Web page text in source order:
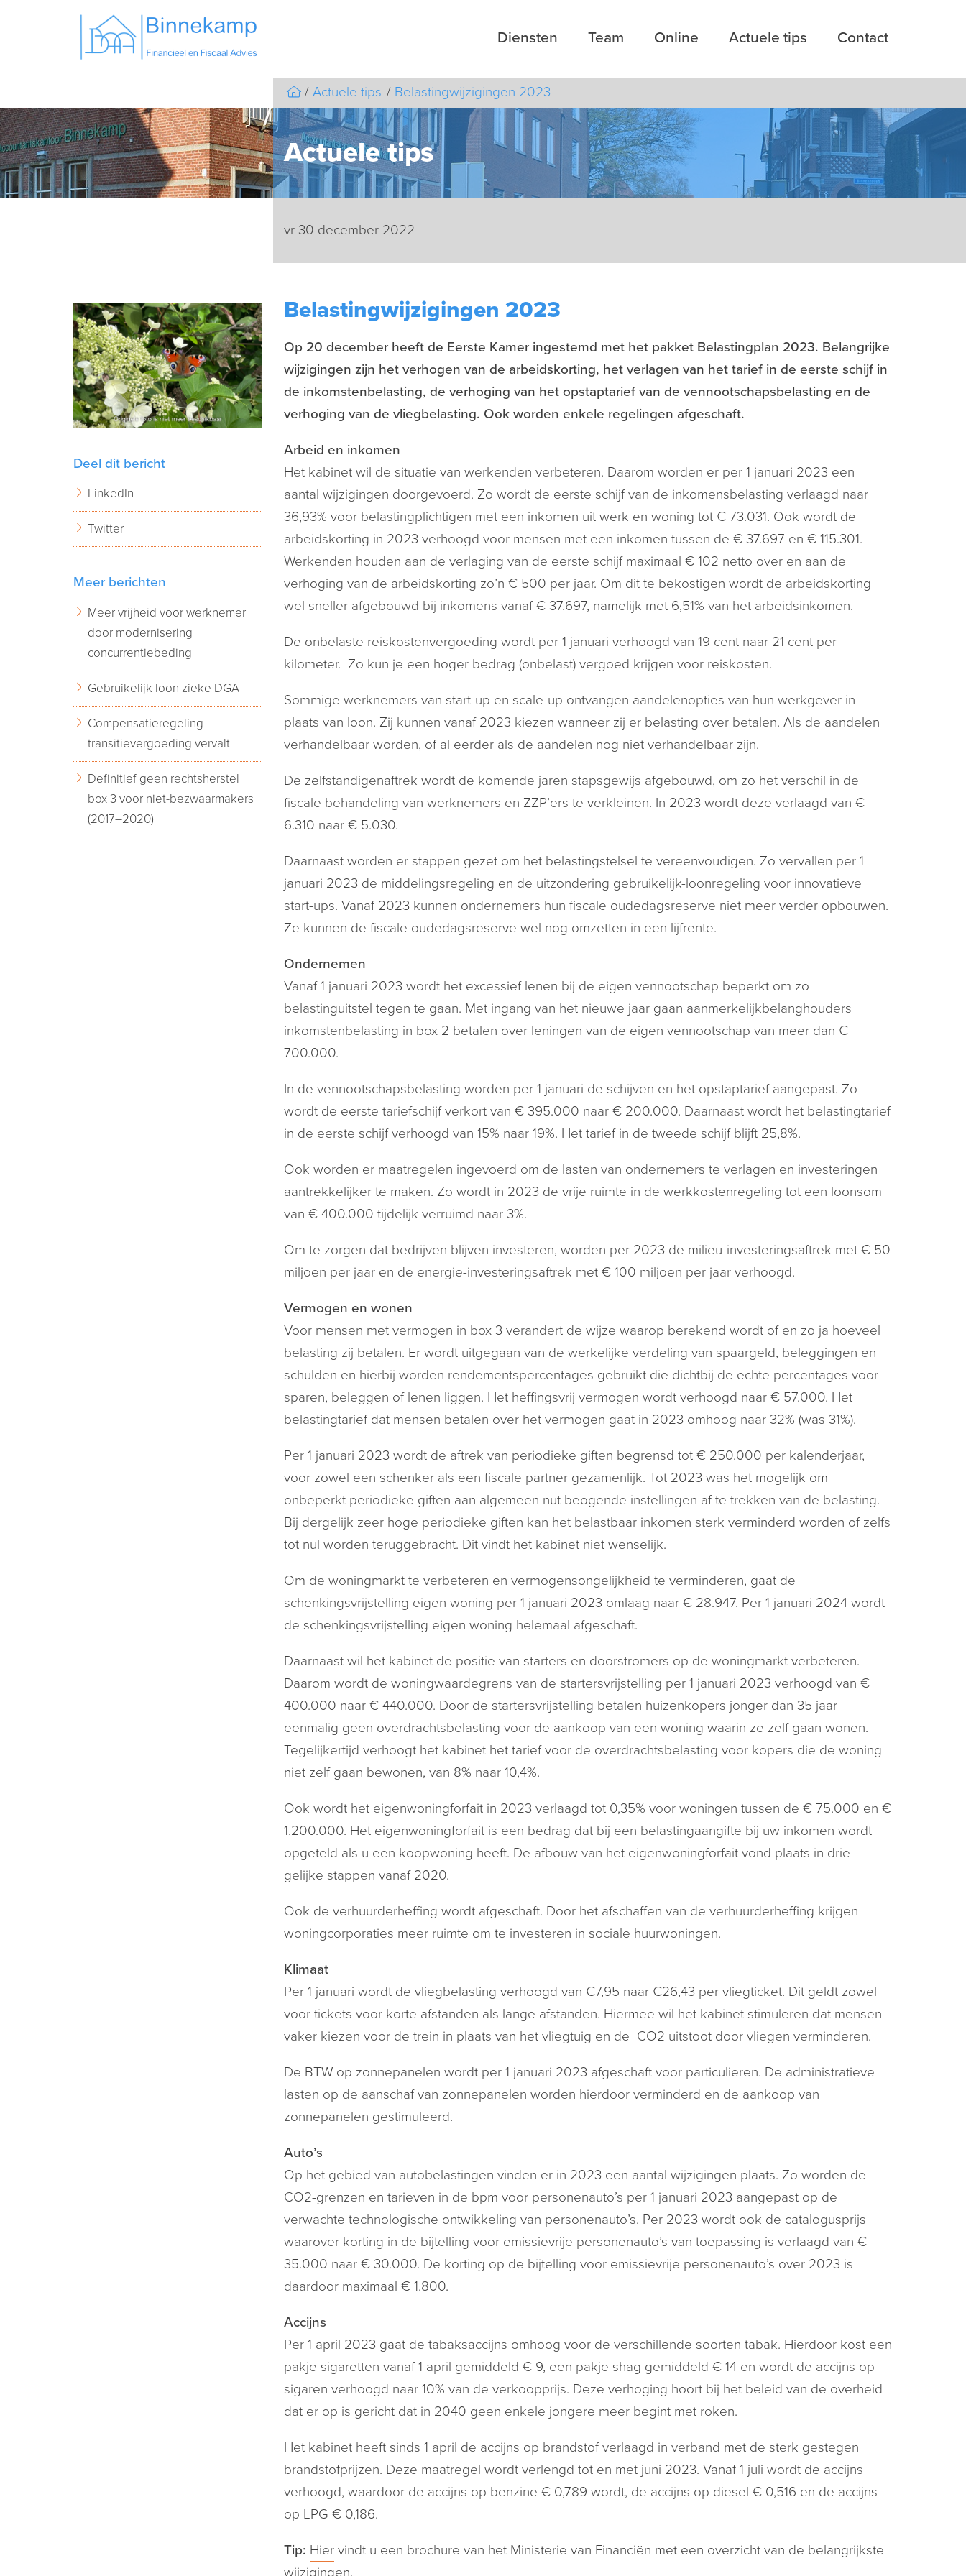
Diensten Team Online Actuele tips Contact
Actuele tips Belastingwijzigingen 2023
Actuele tips
vr 30 december 2022
Belastingwijzigingen 2023
Op 20 december heeft de Eerste Kamer ingestemd met het pakket Belastingplan 2023. Belangrijke
wijzigingen zijn het verhogen van de arbeidskorting, het verlagen van het tarief in de eerste schijf in
de inkomstenbelasting, de verhoging van het opstaptarief van de vennootschapsbelasting en de
verhoging van de vliegbelasting. Ook worden enkele regelingen afgeschaft.
Arbeid en inkomen
Het kabinet wil de situatie van werkenden verbeteren. Daarom worden er per 1 januari 2023 een
aantal wijzigingen doorgevoerd. Zo wordt de eerste schijf van de inkomensbelasting verlaagd naar
36,93% voor belastingplichtigen met een inkomen uit werk en woning tot € 73.031. Ook wordt de
arbeidskorting in 2023 verhoogd voor mensen met een inkomen tussen de € 37.697 en € 115.301.
Werkenden houden aan de verlaging van de eerste schijf maximaal € 102 netto over en aan de
verhoging van de arbeidskorting zo’n € 500 per jaar. Om dit te bekostigen wordt de arbeidskorting
wel sneller afgebouwd bij inkomens vanaf € 37.697, namelijk met 6,51% van het arbeidsinkomen.
De onbelaste reiskostenvergoeding wordt per 1 januari verhoogd van 19 cent naar 21 cent per
kilometer. Zo kun je een hoger bedrag (onbelast) vergoed krijgen voor reiskosten.
Sommige werknemers van start-up en scale-up ontvangen aandelenopties van hun werkgever in
plaats van loon. Zij kunnen vanaf 2023 kiezen wanneer zij er belasting over betalen. Als de aandelen
verhandelbaar worden, of al eerder als de aandelen nog niet verhandelbaar zijn.
De zelfstandigenaftrek wordt de komende jaren stapsgewijs afgebouwd, om zo het verschil in de
fiscale behandeling van werknemers en ZZP’ers te verkleinen. In 2023 wordt deze verlaagd van €
6.310 naar € 5.030.
Daarnaast worden er stappen gezet om het belastingstelsel te vereenvoudigen. Zo vervallen per 1
januari 2023 de middelingsregeling en de uitzondering gebruikelijk-loonregeling voor innovatieve
start-ups. Vanaf 2023 kunnen ondernemers hun fiscale oudedagsreserve niet meer verder opbouwen.
Ze kunnen de fiscale oudedagsreserve wel nog omzetten in een lijfrente.
Ondernemen
Vanaf 1 januari 2023 wordt het excessief lenen bij de eigen vennootschap beperkt om zo
belastinguitstel tegen te gaan. Met ingang van het nieuwe jaar gaan aanmerkelijkbelanghouders
inkomstenbelasting in box 2 betalen over leningen van de eigen vennootschap van meer dan €
700.000.
In de vennootschapsbelasting worden per 1 januari de schijven en het opstaptarief aangepast. Zo
wordt de eerste tariefschijf verkort van € 395.000 naar € 200.000. Daarnaast wordt het belastingtarief
in de eerste schijf verhoogd van 15% naar 19%. Het tarief in de tweede schijf blijft 25,8%.
Ook worden er maatregelen ingevoerd om de lasten van ondernemers te verlagen en investeringen
aantrekkelijker te maken. Zo wordt in 2023 de vrije ruimte in de werkkostenregeling tot een loonsom
van € 400.000 tijdelijk verruimd naar 3%.
Om te zorgen dat bedrijven blijven investeren, worden per 2023 de milieu-investeringsaftrek met € 50
miljoen per jaar en de energie-investeringsaftrek met € 100 miljoen per jaar verhoogd.
Vermogen en wonen
Voor mensen met vermogen in box 3 verandert de wijze waarop berekend wordt of en zo ja hoeveel
belasting zij betalen. Er wordt uitgegaan van de werkelijke verdeling van spaargeld, beleggingen en
schulden en hierbij worden rendementspercentages gebruikt die dichtbij de echte percentages voor
sparen, beleggen of lenen liggen. Het heffingsvrij vermogen wordt verhoogd naar € 57.000. Het
belastingtarief dat mensen betalen over het vermogen gaat in 2023 omhoog naar 32% (was 31%).
Per 1 januari 2023 wordt de aftrek van periodieke giften begrensd tot € 250.000 per kalenderjaar,
voor zowel een schenker als een fiscale partner gezamenlijk. Tot 2023 was het mogelijk om
onbeperkt periodieke giften aan algemeen nut beogende instellingen af te trekken van de belasting.
Bij dergelijk zeer hoge periodieke giften kan het belastbaar inkomen sterk verminderd worden of zelfs
tot nul worden teruggebracht. Dit vindt het kabinet niet wenselijk.
Om de woningmarkt te verbeteren en vermogensongelijkheid te verminderen, gaat de
schenkingsvrijstelling eigen woning per 1 januari 2023 omlaag naar € 28.947. Per 1 januari 2024 wordt
de schenkingsvrijstelling eigen woning helemaal afgeschaft.
Daarnaast wil het kabinet de positie van starters en doorstromers op de woningmarkt verbeteren.
Daarom wordt de woningwaardegrens van de startersvrijstelling per 1 januari 2023 verhoogd van €
400.000 naar € 440.000. Door de startersvrijstelling betalen huizenkopers jonger dan 35 jaar
eenmalig geen overdrachtsbelasting voor de aankoop van een woning waarin ze zelf gaan wonen.
Tegelijkertijd verhoogt het kabinet het tarief voor de overdrachtsbelasting voor kopers die de woning
niet zelf gaan bewonen, van 8% naar 10,4%.
Ook wordt het eigenwoningforfait in 2023 verlaagd tot 0,35% voor woningen tussen de € 75.000 en €
1.200.000. Het eigenwoningforfait is een bedrag dat bij een belastingaangifte bij uw inkomen wordt
opgeteld als u een koopwoning heeft. De afbouw van het eigenwoningforfait vond plaats in drie
gelijke stappen vanaf 2020.
Ook de verhuurderheffing wordt afgeschaft. Door het afschaffen van de verhuurderheffing krijgen
woningcorporaties meer ruimte om te investeren in sociale huurwoningen.
Klimaat
Per 1 januari wordt de vliegbelasting verhoogd van €7,95 naar €26,43 per vliegticket. Dit geldt zowel
voor tickets voor korte afstanden als lange afstanden. Hiermee wil het kabinet stimuleren dat mensen
vaker kiezen voor de trein in plaats van het vliegtuig en de CO2 uitstoot door vliegen verminderen.
De BTW op zonnepanelen wordt per 1 januari 2023 afgeschaft voor particulieren. De administratieve
lasten op de aanschaf van zonnepanelen worden hierdoor verminderd en de aankoop van
zonnepanelen gestimuleerd.
Auto’s
Op het gebied van autobelastingen vinden er in 2023 een aantal wijzigingen plaats. Zo worden de
CO2-grenzen en tarieven in de bpm voor personenauto’s per 1 januari 2023 aangepast op de
verwachte technologische ontwikkeling van personenauto’s. Per 2023 wordt ook de catalogusprijs
waarover korting in de bijtelling voor emissievrije personenauto’s van toepassing is verlaagd van €
35.000 naar € 30.000. De korting op de bijtelling voor emissievrije personenauto’s over 2023 is
daardoor maximaal € 1.800.
Accijns
Per 1 april 2023 gaat de tabaksaccijns omhoog voor de verschillende soorten tabak. Hierdoor kost een
pakje sigaretten vanaf 1 april gemiddeld € 9, een pakje shag gemiddeld € 14 en wordt de accijns op
sigaren verhoogd naar 10% van de verkoopprijs. Deze verhoging hoort bij het beleid van de overheid
dat er op is gericht dat in 2040 geen enkele jongere meer begint met roken.
Het kabinet heeft sinds 1 april de accijns op brandstof verlaagd in verband met de sterk gestegen
brandstofprijzen. Deze maatregel wordt verlengd tot en met juni 2023. Vanaf 1 juli wordt de accijns
verhoogd, waardoor de accijns op benzine € 0,789 wordt, de accijns op diesel € 0,516 en de accijns
op LPG € 0,186.
Tip: Hiervindt u een brochure van het Ministerie van Financiën met een overzicht van de belangrijkste
wijzigingen.
Deel dit bericht
LinkedIn
Twitter
Meer berichten
Meer vrijheid voor werknemer
door modernisering
concurrentiebeding
Gebruikelijk loon zieke DGA
Compensatieregeling
transitievergoeding vervalt
Definitief geen rechtsherstel
box 3 voor niet-bezwaarmakers
(2017–2020)